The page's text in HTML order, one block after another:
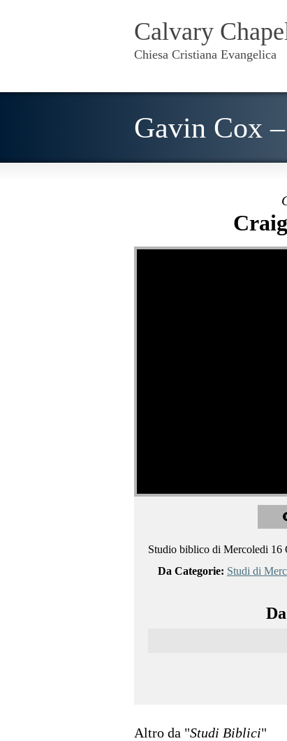
Calvary
Chiesa Cristiana Evangelica
Gavin Cox
Studio biblico di Mercoledi 16
Da Categorie: Studi di
Altro da "Studi Biblici"